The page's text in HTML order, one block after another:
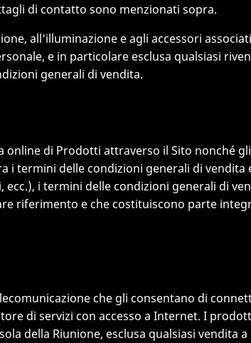
di contatto sono menzionati sopra.
all'illuminazione e agli accessori
e in particolare esclusa qualsiasi
generali di vendita.
di Prodotti attraverso il Sito nonché
i termini delle condizioni generali di
i termini delle condizioni generali di
riferimento e che costituiscono parte
che gli consentano di
di servizi con accesso a Internet. I
della Riunione, esclusa qualsiasi vendita